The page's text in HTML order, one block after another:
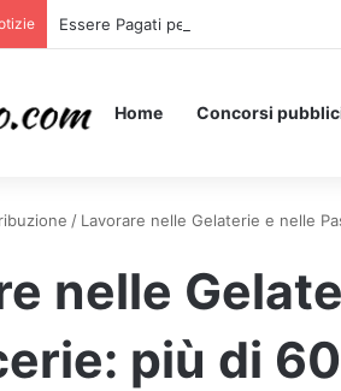
Essere Pagati per Stare a Letto: ecco
Home Concorsi
/ Lavorare nelle Gelaterie e nelle
nelle
più di